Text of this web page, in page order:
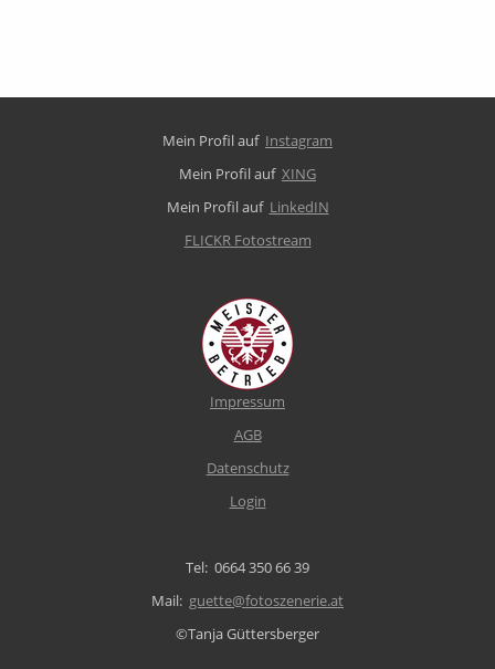
Mein Profil auf Instagram
Mein Profil auf XING
Mein Profil auf LinkedIN
FLICKR Fotostream
Impressum
AGB
Datenschutz
Login
Tel: 0664 350 66 39
Mail: guette@fotoszenerie.at
©Tanja Güttersberger